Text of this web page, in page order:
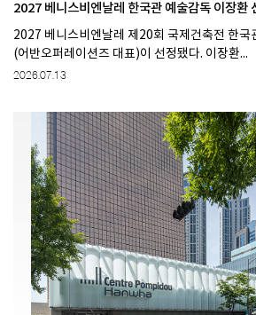
2027 베니스비엔날레 한국관 예술감독 이장환
2027 베니스비엔날레 제20회 국제건축전 한국
(어반오퍼레이션즈 대표)이 선정됐다. 이장환...
2026.07.13